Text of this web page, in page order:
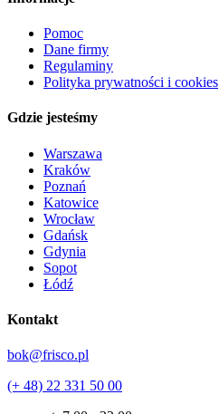
Pomoc
Dane firmy
Regulaminy
Polityka prywatności i cookies
Gdzie jesteśmy
Warszawa
Kraków
Poznań
Katowice
Wrocław
Gdańsk
Gdynia
Sopot
Łódź
Kontakt
bok@frisco.pl
(+ 48) 22 331 50 00